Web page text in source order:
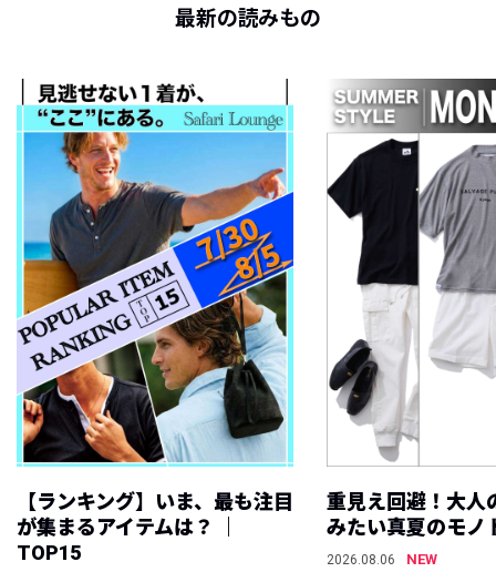
最新の読みもの
【ランキング】いま、最も注目
が集まるアイテムは？ ｜
TOP15
重見え回避！大人
みたい真夏のモノ
2026.08.06
NEW